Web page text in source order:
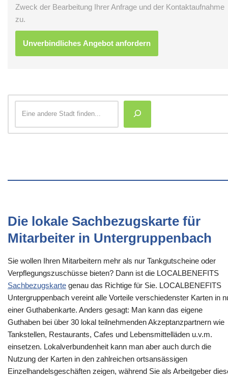
Zweck der Bearbeitung Ihrer Anfrage und der Kontaktaufnahme
zu.
Die lokale Sachbezugskarte für
Mitarbeiter in Untergruppenbach
Sie wollen Ihren Mitarbeitern mehr als nur Tankgutscheine oder
Verpflegungszuschüsse bieten? Dann ist die LOCALBENEFITS
Sachbezugskarte genau das Richtige für Sie. LOCALBENEFITS
Untergruppenbach vereint alle Vorteile verschiedenster Karten in
einer Guthabenkarte. Anders gesagt: Man kann das eigene
Guthaben bei über 30 lokal teilnehmenden Akzeptanzpartnern wie
Tankstellen, Restaurants, Cafes und Lebensmittelläden u.v.m.
einsetzen. Lokalverbundenheit kann man aber auch durch die
Nutzung der Karten in den zahlreichen ortsansässigen
Einzelhandelsgeschäften zeigen, während Sie als Arbeitgeber